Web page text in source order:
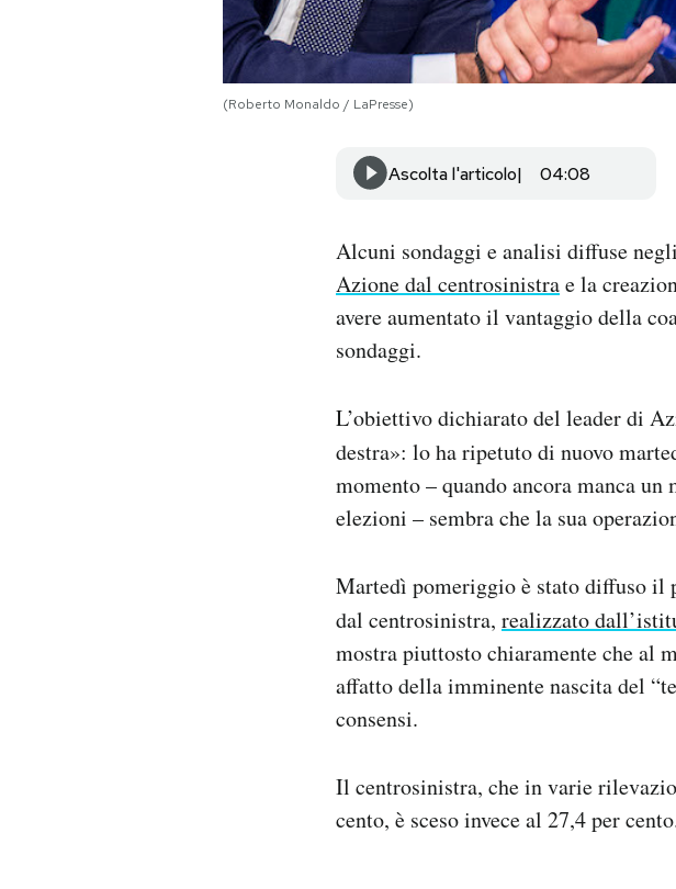
AREA PERSONALE
(Roberto Monaldo / LaPresse)
Ascolta l'articolo 04:08
Alcuni sondaggi e analisi diffuse
Azione dal centrosinistrae la
avere aumentato il vantaggio della
sondaggi.
L’obiettivo dichiarato del leader di
destra»: lo ha ripetuto di nuovo
momento – quando ancora manca
elezioni – sembra che la sua
Martedì pomeriggio è stato diffuso il
dal centrosinistra, realizzato
mostra piuttosto chiaramente che al
affatto della imminente nascita del
consensi.
Il centrosinistra, che in varie
cento, è sceso invece al 27,4 per